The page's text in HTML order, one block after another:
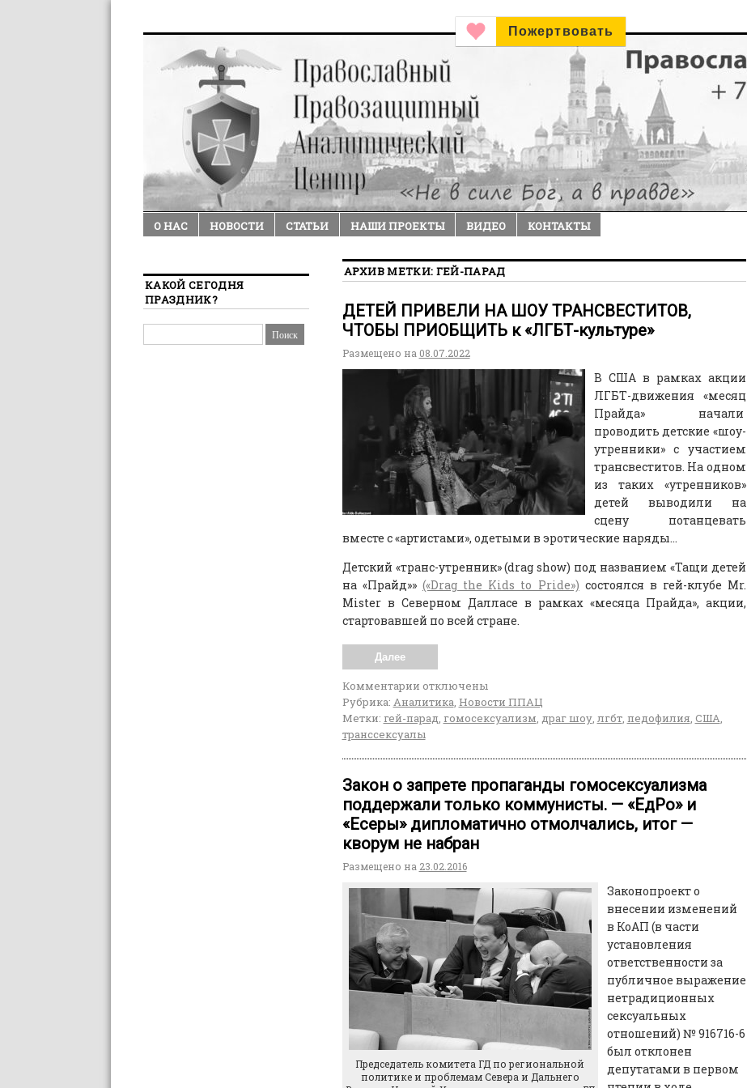
Пожертвовать
О НАС НОВОСТИ СТАТЬИ НАШИ ПРОЕКТЫ ВИДЕО КОНТАКТЫ
АРХИВ МЕТКИ: ГЕЙ-ПАРАД
ДЕТЕЙ ПРИВЕЛИ НА ШОУ ТРАНСВЕСТИТОВ,
ЧТОБЫ ПРИОБЩИТЬ к «ЛГБТ-культуре»
Размещено на 08.07.2022
В США в рамках акции
ЛГБТ-движения «месяц
Прайда» начали
проводить детские «шоу-
утренники» с участием
трансвеститов. На одном
из таких «утренников»
детей выводили на
сцену потанцевать
вместе с «артистами», одетыми в эротические наряды…
Детский «транс-утренник» (drag show) под названием «Тащи детей
на «Прайд»» («Drag the Kids to Pride») состоялся в гей-клубе Mr.
Mister в Северном Далласе в рамках «месяца Прайда», акции,
стартовавшей по всей стране.
Далее
Комментарии отключены
Рубрика: Аналитика, Новости ППАЦ
Метки: гей-парад, гомосексуализм, драг шоу, лгбт, педофилия, США,
транссексуалы
Закон о запрете пропаганды гомосексуализма
поддержали только коммунисты. — «ЕдРо» и
«Есеры» дипломатично отмолчались, итог —
кворум не набран
Размещено на 23.02.2016
Председатель комитета ГД по региональной
политике и проблемам Севера и Дальнего
Законопроект о
внесении изменений
в КоАП (в части
установления
ответственности за
публичное выражение
нетрадиционных
сексуальных
отношений) № 916716-6
был отклонен
депутатами в первом
КАКОЙ СЕГОДНЯ
ПРАЗДНИК?